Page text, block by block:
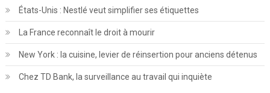
États-Unis : Nestlé veut simplifier ses étiquettes
La France reconnaît le droit à mourir
New York : la cuisine, levier de réinsertion pour anciens détenus
Chez TD Bank, la surveillance au travail qui inquiète